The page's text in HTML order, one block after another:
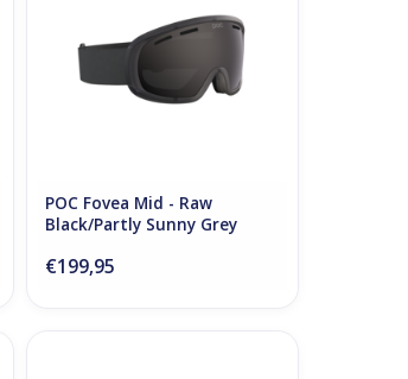
POC Fovea Mid - Raw
Black/Partly Sunny Grey
€199,95